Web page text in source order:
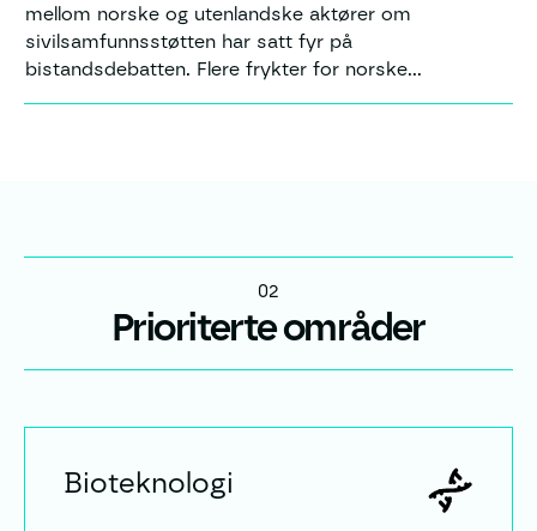
mellom norske og utenlandske aktører om
sivilsamfunnsstøtten har satt fyr på
bistandsdebatten. Flere frykter for norske
02
Prioriterte områder
Bioteknologi
Bioteknologi